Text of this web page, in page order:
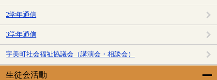
2学年通信
3学年通信
宇美町社会福祉協議会（講演会・相談会）
生徒会活動